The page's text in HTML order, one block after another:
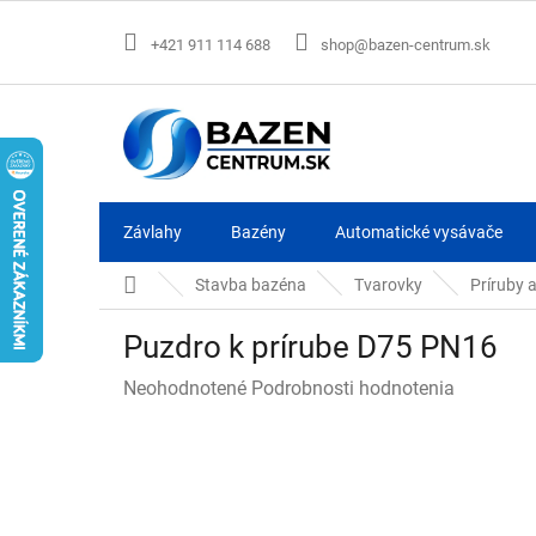
+421 911 114 688 shop@bazen-centrum.sk
Závlahy Bazény Automatické vysávače
DomovStavba bazéna Tvarovky Príruby
Puzdro k prírube D75 PN16
Priemerné
Neohodnotené Podrobnosti hodnotenia